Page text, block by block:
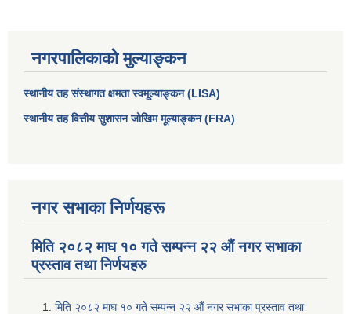
नगरपालिकाको मुल्याङ्कन
स्थानीय तह संस्थागत क्षमता स्वमूल्याङ्कन (LISA)
स्थानीय तह वित्तीय सुशासन जोखिम मूल्याङ्कन (FRA)
नगर सभाका निर्णयहरू
मिति २०८२ माघ १० गते सम्पन्न २२ औं नगर सभाका
प्रस्ताव तथा निर्णयहरु
मिति २०८२ माघ १० गते सम्पन्न २२ औं नगर सभाका प्रस्ताव तथा